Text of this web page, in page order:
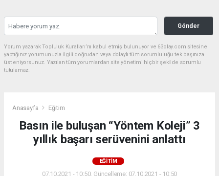
Gönder
Yorum yazarak Topluluk Kuralları’nı kabul etmiş bulunuyor ve 63olay.com sitesine
yaptığınız yorumunuzla ilgili doğrudan veya dolaylı tüm sorumluluğu tek başınıza
üstleniyorsunuz. Yazılan tüm yorumlardan site yönetimi hiçbir şekilde sorumlu
tutulamaz.
Anasayfa Eğitim
Basın ile buluşan “Yöntem Koleji” 3
yıllık başarı serüvenini anlattı
EĞITIM
07.10.2021 - 10:50, Güncelleme: 07.10.2021 - 10:50